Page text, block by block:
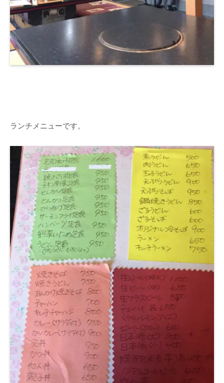
ランチメニューです。